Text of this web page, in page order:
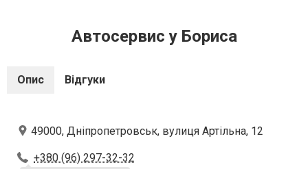
Автосервис у Бориса
Опис Відгуки
49000, Дніпропетровськ, вулиця Артільна, 12
+380 (96) 297-32-32